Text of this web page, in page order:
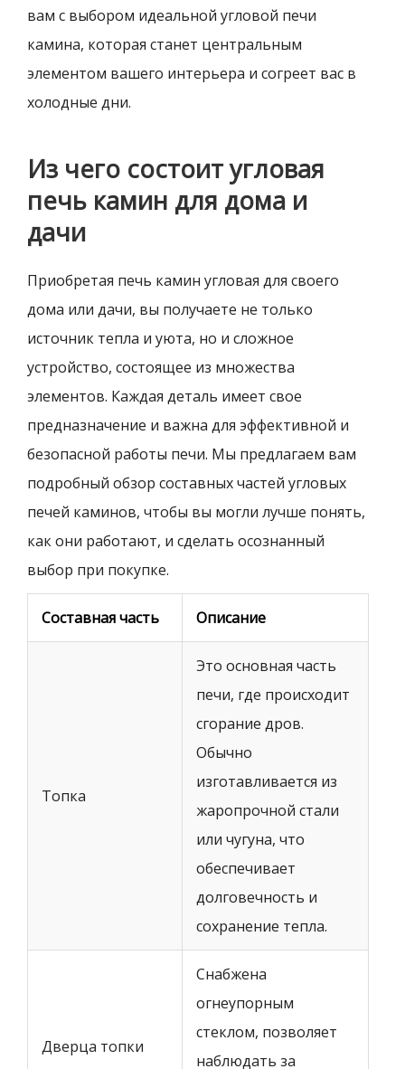
вам с выбором идеальной угловой печи
камина, которая станет центральным
элементом вашего интерьера и согреет вас в
холодные дни.
Из чего состоит угловая
печь камин для дома и
дачи
Приобретая печь камин угловая для своего
дома или дачи, вы получаете не только
источник тепла и уюта, но и сложное
устройство, состоящее из множества
элементов. Каждая деталь имеет свое
предназначение и важна для эффективной и
безопасной работы печи. Мы предлагаем вам
подробный обзор составных частей угловых
печей каминов, чтобы вы могли лучше понять,
как они работают, и сделать осознанный
выбор при покупке.
Составная часть Описание
Топка
Это основная часть
печи, где происходит
сгорание дров.
Обычно
изготавливается из
жаропрочной стали
или чугуна, что
обеспечивает
долговечность и
сохранение тепла.
Дверца топки
Снабжена
огнеупорным
стеклом, позволяет
наблюдать за